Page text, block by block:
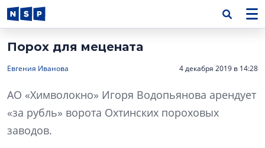
Порох для мецената
Евгения Иванова 4 декабря 2019 в 14:28
АО «Химволокно» Игоря Водопьянова арендует
«за рубль» ворота Охтинских пороховых
заводов.